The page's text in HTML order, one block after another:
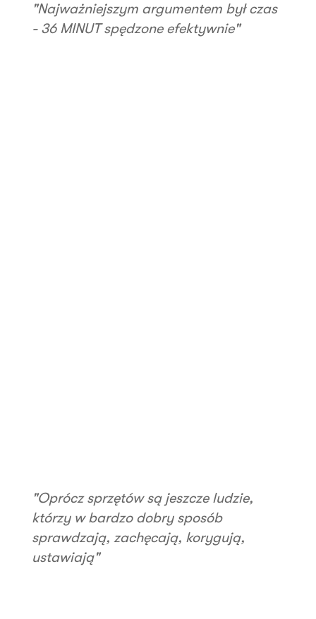
"Najważniejszym argumentem był czas
- 36 MINUT spędzone efektywnie"
"Oprócz sprzętów są jeszcze ludzie,
którzy w bardzo dobry sposób
sprawdzają, zachęcają, korygują,
ustawiają"